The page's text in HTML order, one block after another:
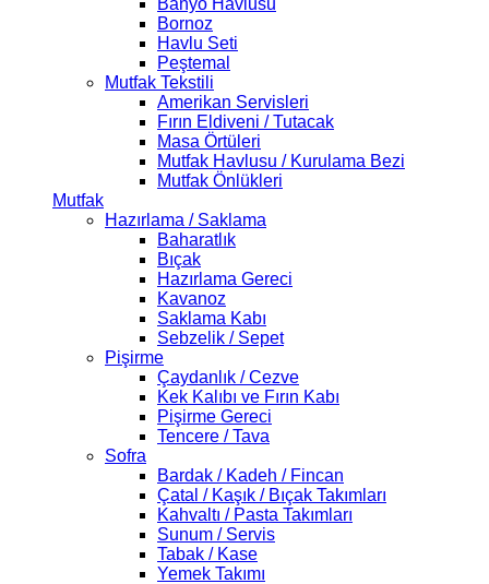
Bornoz
Havlu Seti
Peştemal
Mutfak Tekstili
Amerikan Servisleri
Fırın Eldiveni / Tutacak
Masa Örtüleri
Mutfak Havlusu / Kurulama Bezi
Mutfak Önlükleri
Mutfak
Hazırlama / Saklama
Baharatlık
Bıçak
Hazırlama Gereci
Kavanoz
Saklama Kabı
Sebzelik / Sepet
Pişirme
Çaydanlık / Cezve
Kek Kalıbı ve Fırın Kabı
Pişirme Gereci
Tencere / Tava
Sofra
Bardak / Kadeh / Fincan
Çatal / Kaşık / Bıçak Takımları
Kahvaltı / Pasta Takımları
Sunum / Servis
Tabak / Kase
Yemek Takımı